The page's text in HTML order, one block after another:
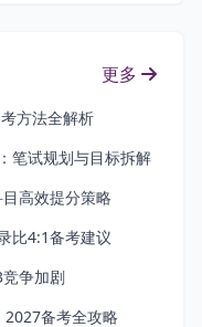
更多
方法全解析
笔试规划与目标拆解
高效提分策略
比4:1备考建议
争加剧
备考全攻略